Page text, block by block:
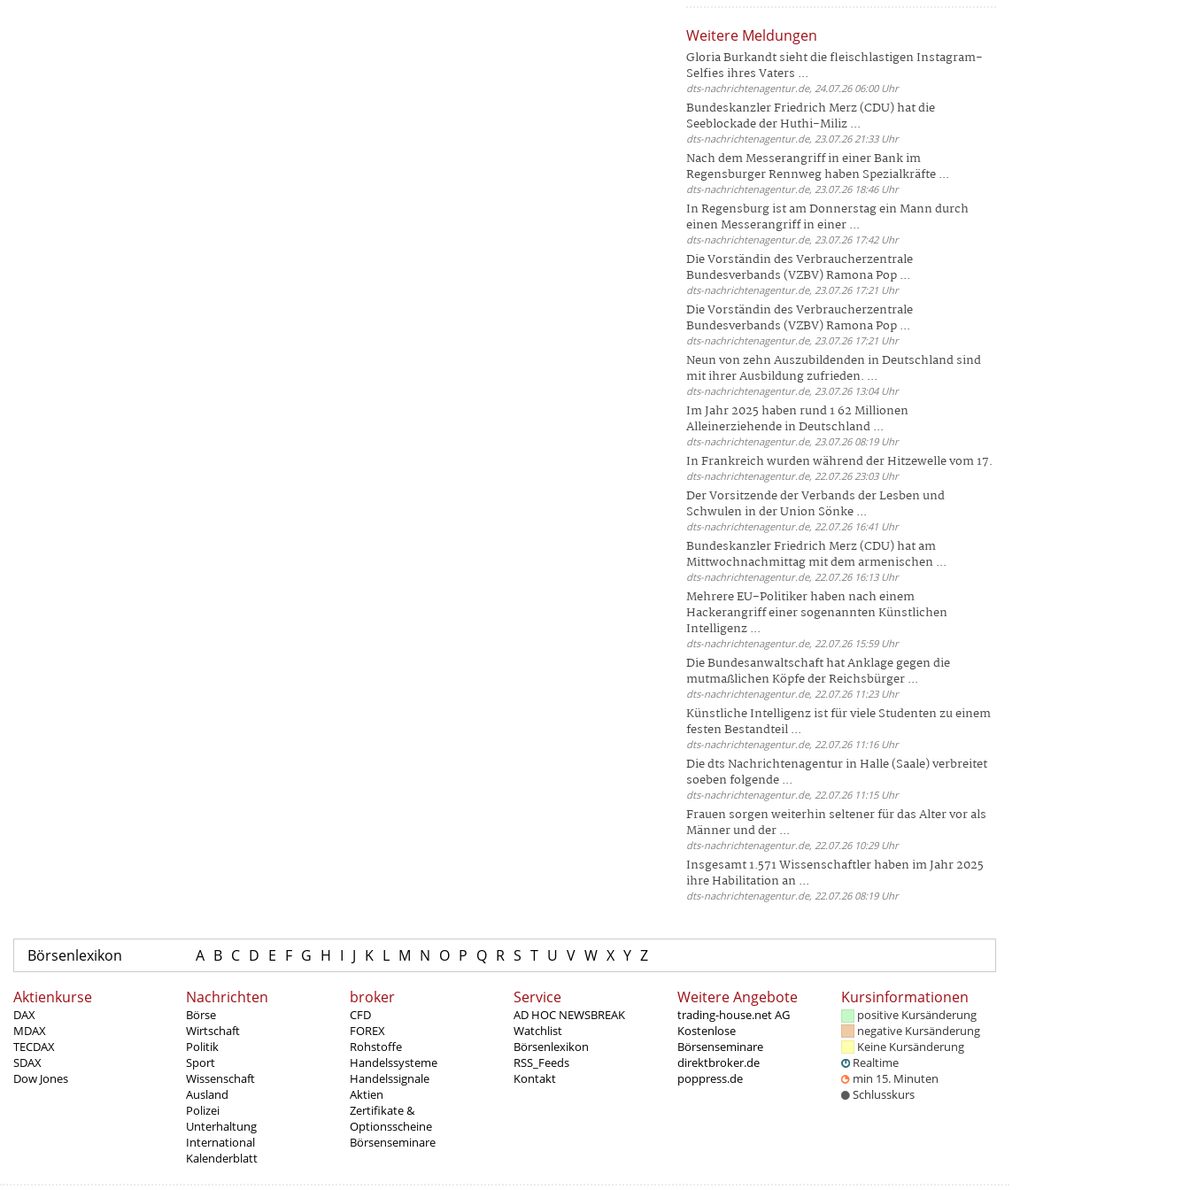
Weitere Meldungen
Gloria Burkandt sieht die fleischlastigen Instagram-
Selfies ihres Vaters ...
dts-nachrichtenagentur.de, 24.07.26 06:00 Uhr
Bundeskanzler Friedrich Merz (CDU) hat die
Seeblockade der Huthi-Miliz ...
dts-nachrichtenagentur.de, 23.07.26 21:33 Uhr
Nach dem Messerangriff in einer Bank im
Regensburger Rennweg haben Spezialkräfte ...
dts-nachrichtenagentur.de, 23.07.26 18:46 Uhr
In Regensburg ist am Donnerstag ein Mann durch
einen Messerangriff in einer ...
dts-nachrichtenagentur.de, 23.07.26 17:42 Uhr
Die Vorständin des Verbraucherzentrale
Bundesverbands (VZBV) Ramona Pop ...
dts-nachrichtenagentur.de, 23.07.26 17:21 Uhr
Die Vorständin des Verbraucherzentrale
Bundesverbands (VZBV) Ramona Pop ...
dts-nachrichtenagentur.de, 23.07.26 17:21 Uhr
Neun von zehn Auszubildenden in Deutschland sind
mit ihrer Ausbildung zufrieden. ...
dts-nachrichtenagentur.de, 23.07.26 13:04 Uhr
Im Jahr 2025 haben rund 1 62 Millionen
Alleinerziehende in Deutschland ...
dts-nachrichtenagentur.de, 23.07.26 08:19 Uhr
In Frankreich wurden während der Hitzewelle vom 17.
dts-nachrichtenagentur.de, 22.07.26 23:03 Uhr
Der Vorsitzende der Verbands der Lesben und
Schwulen in der Union Sönke ...
dts-nachrichtenagentur.de, 22.07.26 16:41 Uhr
Bundeskanzler Friedrich Merz (CDU) hat am
Mittwochnachmittag mit dem armenischen ...
dts-nachrichtenagentur.de, 22.07.26 16:13 Uhr
Mehrere EU-Politiker haben nach einem
Hackerangriff einer sogenannten Künstlichen
Intelligenz ...
dts-nachrichtenagentur.de, 22.07.26 15:59 Uhr
Die Bundesanwaltschaft hat Anklage gegen die
mutmaßlichen Köpfe der Reichsbürger ...
dts-nachrichtenagentur.de, 22.07.26 11:23 Uhr
Künstliche Intelligenz ist für viele Studenten zu einem
festen Bestandteil ...
dts-nachrichtenagentur.de, 22.07.26 11:16 Uhr
Die dts Nachrichtenagentur in Halle (Saale) verbreitet
soeben folgende ...
dts-nachrichtenagentur.de, 22.07.26 11:15 Uhr
Frauen sorgen weiterhin seltener für das Alter vor als
Männer und der ...
dts-nachrichtenagentur.de, 22.07.26 10:29 Uhr
Insgesamt 1.571 Wissenschaftler haben im Jahr 2025
ihre Habilitation an ...
dts-nachrichtenagentur.de, 22.07.26 08:19 Uhr
Börsenlexikon A B C D E F G H I J K L M N O P Q R S T U V W X Y Z
Aktienkurse
DAX
MDAX
TECDAX
SDAX
Dow Jones
Nachrichten
Börse
Wirtschaft
Politik
Sport
Wissenschaft
Ausland
Polizei
Unterhaltung
International
Kalenderblatt
broker
CFD
FOREX
Rohstoffe
Handelssysteme
Handelssignale
Aktien
Zertifikate &
Optionsscheine
Börsenseminare
Service
AD HOC NEWSBREAK
Watchlist
Börsenlexikon
RSS_Feeds
Kontakt
Weitere Angebote
trading-house.net AG
Kostenlose
Börsenseminare
direktbroker.de
poppress.de
Kursinformationen
positive Kursänderung
negative Kursänderung
Keine Kursänderung
Realtime
min 15. Minuten
Schlusskurs